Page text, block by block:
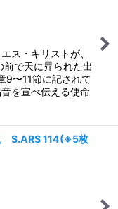
ス・キリストが、
で天に昇られた出
9〜11節に記されて
を宣べ伝える使命
S.ARS 114(※5枚